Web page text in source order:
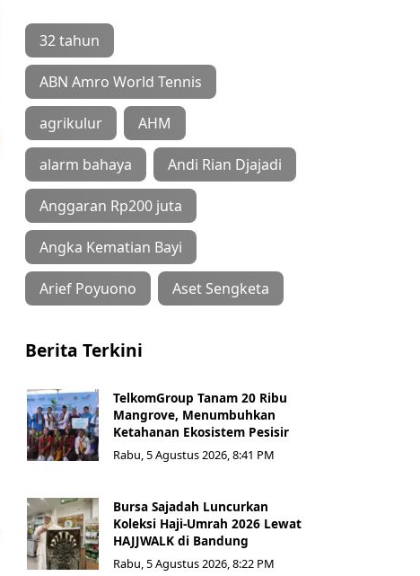
32 tahun
ABN Amro World Tennis
agrikulur AHM
alarm bahaya Andi Rian Djajadi
Anggaran Rp200 juta
Angka Kematian Bayi
Arief Poyuono Aset Sengketa
Berita Terkini
TelkomGroup Tanam 20 Ribu
Mangrove, Menumbuhkan
Ketahanan Ekosistem Pesisir
Rabu, 5 Agustus 2026, 8:41 PM
Bursa Sajadah Luncurkan
Koleksi Haji-Umrah 2026 Lewat
HAJJWALK di Bandung
Rabu, 5 Agustus 2026, 8:22 PM